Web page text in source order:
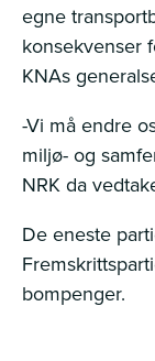
egne
konsekvenser
KNAs
-Vi må endre
miljø- og
NRK da
De eneste
bompenger.